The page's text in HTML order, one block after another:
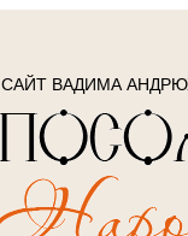
САЙТ ВАДИМА